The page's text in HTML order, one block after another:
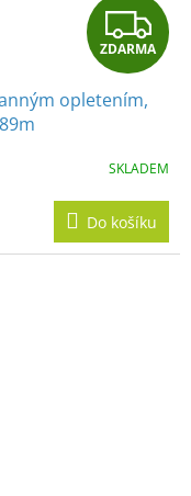
Z
D
R
M
A
ZDARMA
opletením,
SKLADEM
Do košíku